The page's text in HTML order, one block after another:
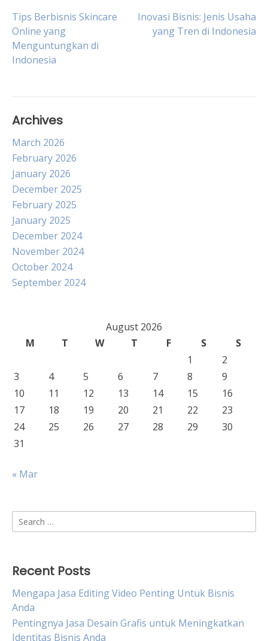
Post
navigation
Tips Berbisnis Skincare
Online yang
Menguntungkan di
Indonesia
Inovasi Bisnis: Jenis Usaha
yang Tren di Indonesia
Archives
March 2026
February 2026
January 2026
December 2025
February 2025
January 2025
December 2024
November 2024
October 2024
September 2024
August 2026
M
T W T F S
S
1
2
3
4 5 6 7 8
9
10
11 12 13 14 15
16
17
18 19 20 21 22
23
24
25 26 27 28 29
30
31
« Mar
Search
for:
Recent Posts
Mengapa Jasa Editing Video Penting Untuk Bisnis
Anda
Pentingnya Jasa Desain Grafis untuk Meningkatkan
Identitas Bisnis Anda